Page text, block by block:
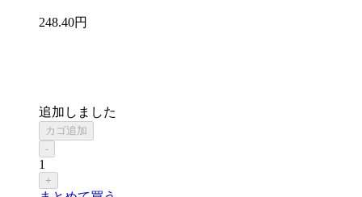
248.40円
追加しました
カゴ追加
-
1
+